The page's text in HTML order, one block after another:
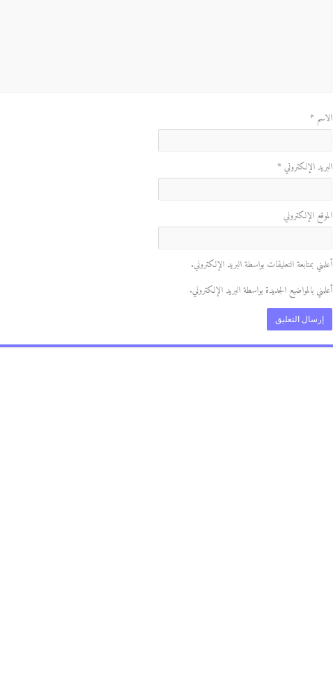
الاسم *
البريد الإلكتروني *
الموقع الإلكتروني
أعلمني بمتابعة التعليقات بواسطة البريد الإلكتروني.
أعلمني بالمواضيع الجديدة بواسطة البريد الإلكتروني.